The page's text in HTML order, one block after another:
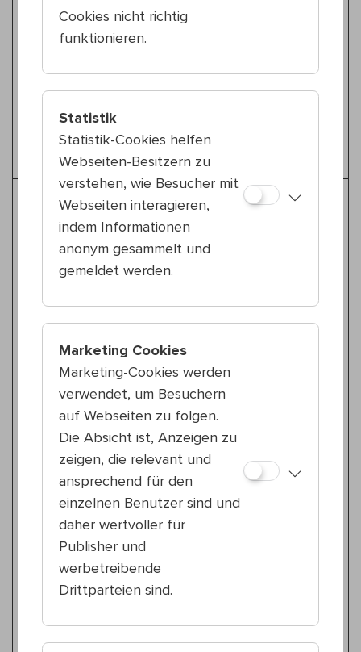
Kinderprogramm
10:30 — 11:30
15., Reithofferpark
Bulbul
was ist lose?
Weitere Tipps für Zeitgenössicher
Zirkus
Zeitgenössischer Zirkus
23., Stadtpark Atzgersdorf
Tale of the Firebird
Zeitgenössischer Zirkus
18:30 — 19:30
20., Nordwestbahnhof
Birgit Glocker & Ruth Biller
Ton in Ton
Zeitgenössischer Zirkus
18:30 — 19:30
10., Waldmüllerpark
Three Clowns and a Rabbit
Cookies nicht richtig
funktionieren.
Statistik
Statistik-Cookies helfen
Webseiten-Besitzern zu
verstehen, wie Besucher mit
Webseiten interagieren,
indem Informationen
anonym gesammelt und
gemeldet werden.
Marketing Cookies
Marketing-Cookies werden
verwendet, um Besuchern
auf Webseiten zu folgen.
Die Absicht ist, Anzeigen zu
zeigen, die relevant und
ansprechend für den
einzelnen Benutzer sind und
daher wertvoller für
Publisher und
werbetreibende
Drittparteien sind.